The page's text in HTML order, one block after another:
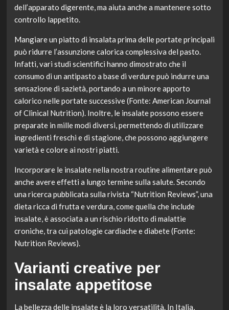
dell’apparato digerente, ma aiuta anche a mantenere sotto
controllo lappetito.
Mangiare un piatto di insalata prima delle portate principali
può ridurre l’assunzione calorica complessiva del pasto.
Infatti, vari studi scientifici hanno dimostrato che il
consumo di un antipasto a base di verdure può indurre una
sensazione di sazietà, portando a un minore apporto
calorico nelle portate successive (Fonte: American Journal
of Clinical Nutrition). Inoltre, le insalate possono essere
preparate in mille modi diversi, permettendo di utilizzare
ingredienti freschi e di stagione, che possono aggiungere
varietà e colore ai nostri piatti.
Incorporare le insalate nella nostra routine alimentare può
anche avere effetti a lungo termine sulla salute. Secondo
una ricerca pubblicata sulla rivista “Nutrition Reviews”, una
dieta ricca di frutta e verdura, come quella che include
insalate, è associata a un rischio ridotto di malattie
croniche, tra cui patologie cardiache e diabete (Fonte:
Nutrition Reviews).
Varianti creative per
insalate appetitose
La bellezza delle insalate è la loro versatilità. In Italia,